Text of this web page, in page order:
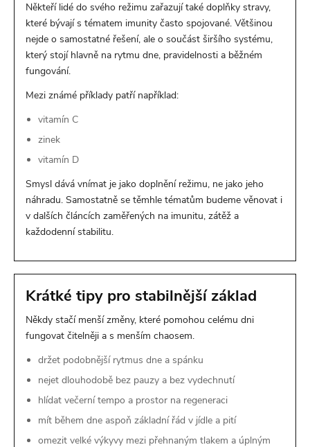
Někteří lidé do svého režimu zařazují také doplňky stravy,
které bývají s tématem imunity často spojované. Většinou
nejde o samostatné řešení, ale o součást širšího systému,
který stojí hlavně na rytmu dne, pravidelnosti a běžném
fungování.
Mezi známé příklady patří například:
vitamín C
zinek
vitamín D
Smysl dává vnímat je jako doplnění režimu, ne jako jeho
náhradu. Samostatně se těmhle tématům budeme věnovat i
v dalších článcích zaměřených na imunitu, zátěž a
každodenní stabilitu.
Krátké tipy pro stabilnější základ
Někdy stačí menší změny, které pomohou celému dni
fungovat čitelněji a s menším chaosem.
držet podobnější rytmus dne a spánku
nejet dlouhodobě bez pauzy a bez vydechnutí
hlídat večerní tempo a prostor na regeneraci
mít během dne aspoň základní řád v jídle a pití
omezit velké výkyvy mezi přehnaným tlakem a úplným